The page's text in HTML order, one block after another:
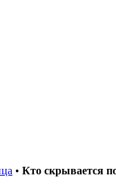
• Кто скрывается